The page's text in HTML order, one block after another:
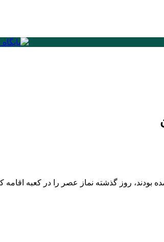
بودند، روز گذشته نماز عصر را در کعبه اقامه